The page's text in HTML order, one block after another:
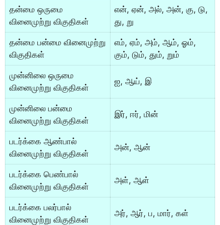
தன்மை ஒருமை
வினைமுற்று விகுதிகள்
என், ஏன், அல், அன், கு, டு,
து, று
தன்மை பன்மை வினைமுற்று
விகுதிகள்
எம், ஏம், அம், ஆம், ஓம்,
கும், டும், தும், றும்
முன்னிலை ஒருமை
வினைமுற்று விகுதிகள்
ஐ, ஆய், இ
முன்னிலை பன்மை
வினைமுற்று விகுதிகள்
இர், ஈர், மின்
படர்க்கை ஆண்பால்
வினைமுற்று விகுதிகள்
அன், ஆன்
படர்க்கை பெண்பால்
வினைமுற்று விகுதிகள்
அள், ஆள்
படர்க்கை பலர்பால்
வினைமுற்று விகுதிகள்
அர், ஆர், ப, மார், கள்